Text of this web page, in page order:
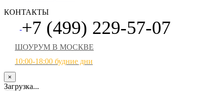
КОНТАКТЫ
+7 (499) 229-57-07
ШОУРУМ В МОСКВЕ
10:00-18:00 будние дни
×
Загрузка...